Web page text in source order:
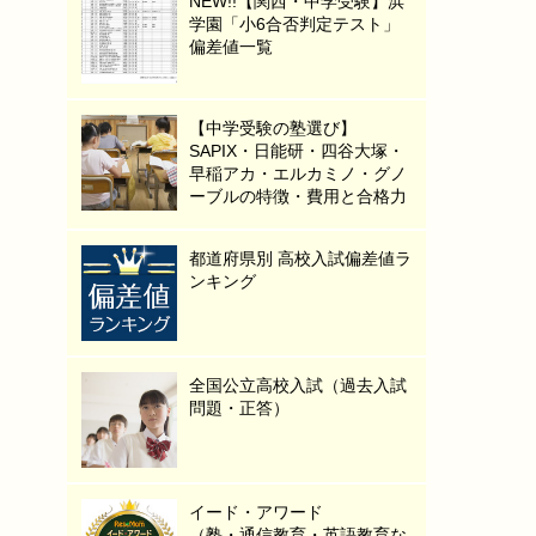
学園「小6合否判定テスト」
偏差値一覧
【中学受験の塾選び】
SAPIX・日能研・四谷大塚・
早稲アカ・エルカミノ・グノ
ーブルの特徴・費用と合格力
都道府県別 高校入試偏差値ラ
ンキング
全国公立高校入試（過去入試
問題・正答）
イード・アワード